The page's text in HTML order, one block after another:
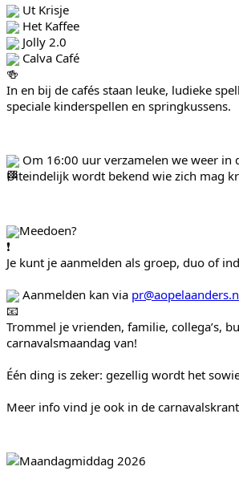
Ut Krisje
Het Kaffee
Jolly 2.0
Calva Café
In en bij de cafés staan leuke, ludieke
speciale kinderspellen en springkussens.
Om 16:00 uur verzamelen we weer in
Uiteindelijk wordt bekend wie zich mag
Meedoen?
Je kunt je aanmelden als groep, duo of
Aanmelden kan via
Trommel je vrienden, familie, collega’s,
carnavalsmaandag van!
Één ding is zeker: gezellig wordt het
Meer info vind je ook in de